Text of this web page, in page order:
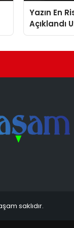
Yazın En
Açıklandı
saklıdır.